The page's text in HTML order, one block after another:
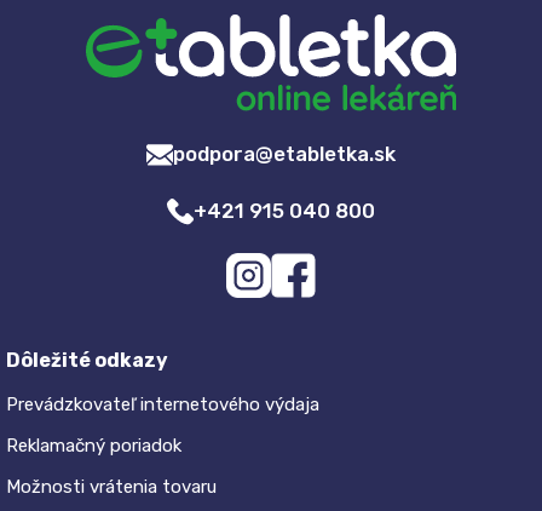
podpora@etabletka.sk
+421 915 040 800
Dôležité odkazy
Prevádzkovateľ internetového výdaja
Reklamačný poriadok
Možnosti vrátenia tovaru